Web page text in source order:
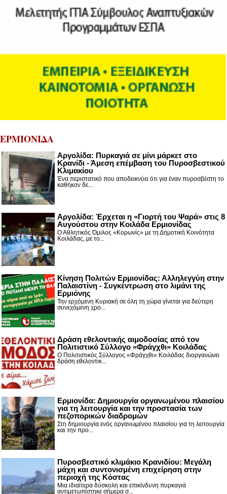
ΕΡΜΙΟΝΙΔΑ
Αργολίδα: Πυρκαγιά σε μίνι μάρκετ στο
Κρανίδι - Άμεση επέμβαση του Πυροσβεστικού
Κλιμακίου
Ένα περιστατικό που αποδεικνύει ότι για έναν πυροσβέστη το
καθήκον δε...
Αργολίδα: Έρχεται η «Γιορτή του Ψαρά» στις 8
Αυγούστου στην Κοιλάδα Ερμιονίδας
Ο Αθλητικός Όμιλος «Κορωνίς» με τη Δημοτική Κοινότητα
Κοιλάδας, με το...
Κίνηση Πολιτών Ερμιονίδας: Αλληλεγγύη στην
Παλαιστίνη - Συγκέντρωση στο λιμάνι της
Ερμιόνης
Την ερχόμενη Κυριακή σε όλη τη χώρα γίνεται για δεύτερη
συνεχόμενη χρο...
Δράση εθελοντικής αιμοδοσίας από τον
Πολιτιστικό Σύλλογο «Φράγχθι» Κοιλάδας
Ο Πολιτιστικός Σύλλογος «Φράγχθι» Κοιλάδας διοργανώνει
δράση εθελοντικ...
Ερμιονίδα: Δημιουργία οργανωμένου πλαισίου
για τη λειτουργία και την προστασία των
πεζοπορικών διαδρομών
Στη δημιουργία ενός οργανωμένου πλαισίου για τη λειτουργία
και την προ...
Πυροσβεστικό κλιμάκιο Κρανιδίου: Μεγάλη
μάχη και συντονισμένη επιχείρηση στην
περιοχή της Κόστας
Μια ιδιαίτερα δύσκολη και επικίνδυνη πυρκαγιά
αντιμετωπίστηκε σήμερα σ...